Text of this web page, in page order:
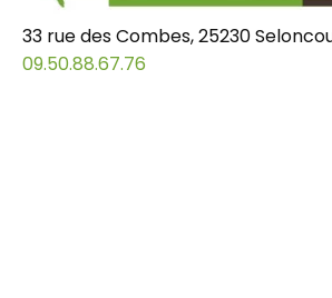
33 rue des Combes, 25230
09.50.88.67.76